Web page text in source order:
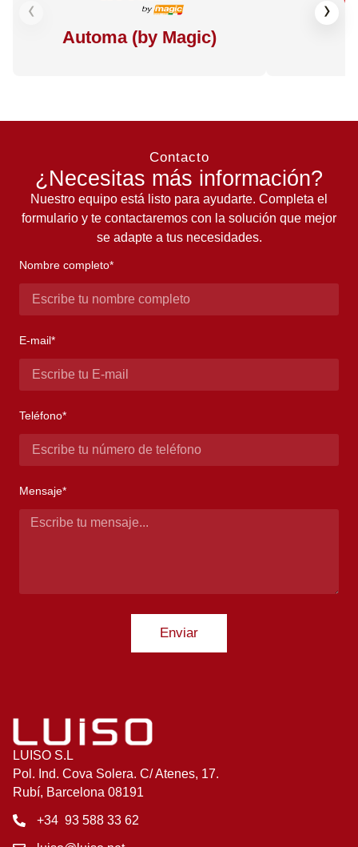
Automa (by Magic)
‹ ›
Contacto
¿Necesitas más información?
Nuestro equipo está listo para ayudarte. Completa el
formulario y te contactaremos con la solución que mejor
se adapte a tus necesidades.
Nombre completo*
E-mail*
Teléfono*
Mensaje*
Enviar
LUISO S.L
Pol. Ind. Cova Solera. C/ Atenes, 17.
Rubí, Barcelona 08191
+34 93 588 33 62